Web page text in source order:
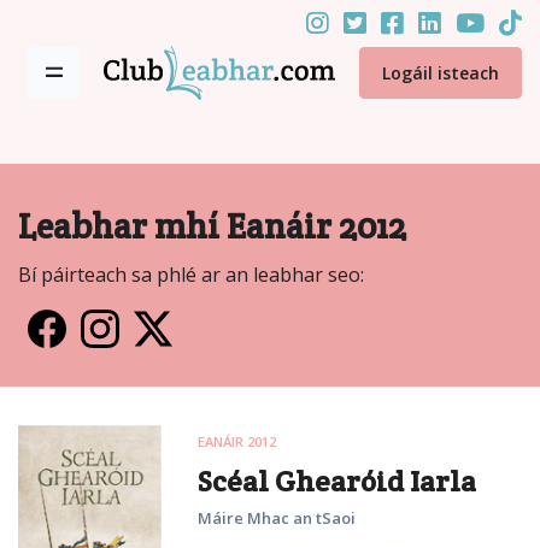
Logáil isteach
Leabhar mhí Eanáir 2012
Bí páirteach sa phlé ar an leabhar seo:
EANÁIR 2012
Scéal Ghearóid Iarla
Máire Mhac an tSaoi